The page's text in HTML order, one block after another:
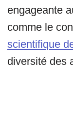
engageante
comme le
scientifique
diversité des